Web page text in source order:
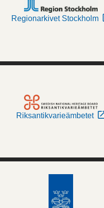
Regionarkivet Stockholm
Riksantikvarieämbetet